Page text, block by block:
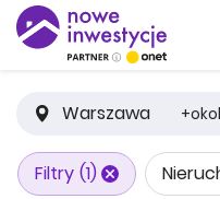
Warszawa
Filtry (1)